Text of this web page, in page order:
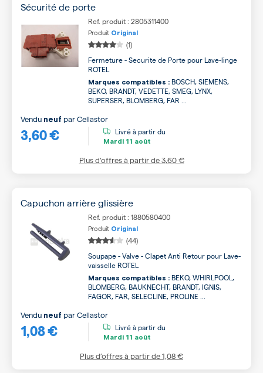
Sécurité de porte
Ref. produit : 2805311400
Produit Original
(1)
Fermeture - Securite de Porte pour Lave-linge
ROTEL
Marques compatibles : BOSCH, SIEMENS,
BEKO, BRANDT, VEDETTE, SMEG, LYNX,
SUPERSER, BLOMBERG, FAR ...
3,60 €
Vendu neuf parCellastor
Livré à partir du
Mardi 11 août
Plus d’offres à partir de3,60 €
Capuchon arrière glissière
Ref. produit : 1880580400
Produit Original
(44)
Soupape - Valve - Clapet Anti Retour pour Lave-
vaisselle ROTEL
Marques compatibles : BEKO, WHIRLPOOL,
BLOMBERG, BAUKNECHT, BRANDT, IGNIS,
FAGOR, FAR, SELECLINE, PROLINE ...
1,08 €
Vendu neuf parCellastor
Livré à partir du
Mardi 11 août
Plus d’offres à partir de1,08 €